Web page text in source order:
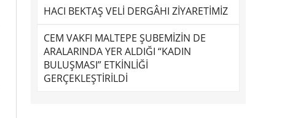
HACI BEKTAŞ VELİ DERGÂHI ZİYARETİMİZ
CEM VAKFI MALTEPE ŞUBEMİZİN DE
ARALARINDA YER ALDIĞI “KADIN
BULUŞMASI” ETKİNLİĞİ
GERÇEKLEŞTİRİLDİ